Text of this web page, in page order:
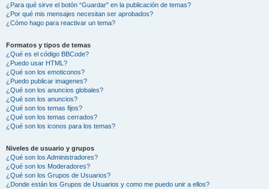
¿Para qué sirve el botón “Guardar” en la publicación de temas?
¿Por qué mis mensajes necesitan ser aprobados?
¿Cómo hago para reactivar un tema?
Formatos y tipos de temas
¿Qué es el código BBCode?
¿Puedo usar HTML?
¿Qué son los emoticonos?
¿Puedo publicar imagenes?
¿Qué son los anuncios globales?
¿Qué son los anuncios?
¿Qué son los temas fijos?
¿Qué son los temas cerrados?
¿Qué son los iconos para los temas?
Niveles de usuario y grupos
¿Qué son los Administradores?
¿Qué son los Moderadores?
¿Qué son los Grupos de Usuarios?
¿Donde están los Grupos de Usuarios y como me puedo unir a ellos?